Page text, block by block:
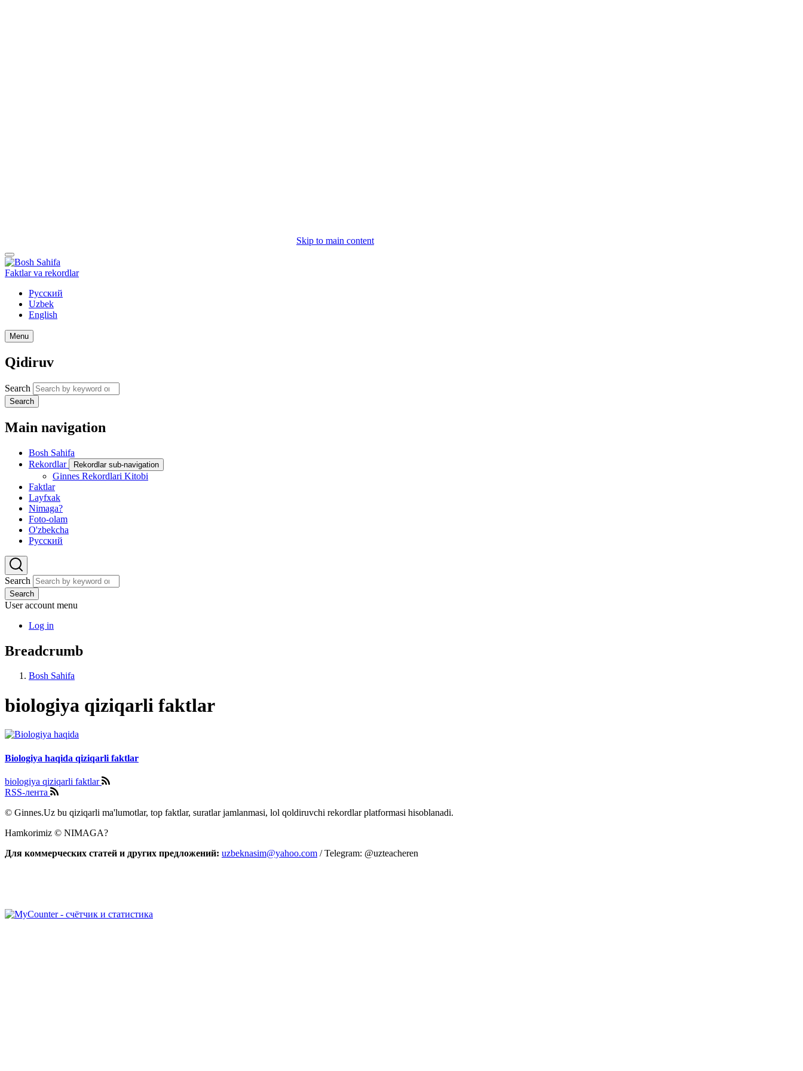
Skip to main content
Faktlar va rekordlar
Русский
Uzbek
English
Menu
Qidiruv
Search
Search
Main navigation
Bosh Sahifa
Rekordlar
Rekordlar sub-navigation
Ginnes Rekordlari Kitobi
Faktlar
Layfxak
Nimaga?
Foto-olam
O'zbekcha
Русский
Search
Search
User account menu
Log in
Breadcrumb
Bosh Sahifa
biologiya qiziqarli faktlar
Biologiya haqida qiziqarli faktlar
biologiya qiziqarli faktlar
RSS-лента
© Ginnes.Uz bu qiziqarli ma'lumotlar, top faktlar, suratlar jamlanmasi, lol qoldiruvchi rekordlar platformasi hisoblanadi.
Hamkorimiz © NIMAGA?
Для коммерческих статей и других предложений: uzbeknasim@yahoo.com / Telegram: @uzteacheren